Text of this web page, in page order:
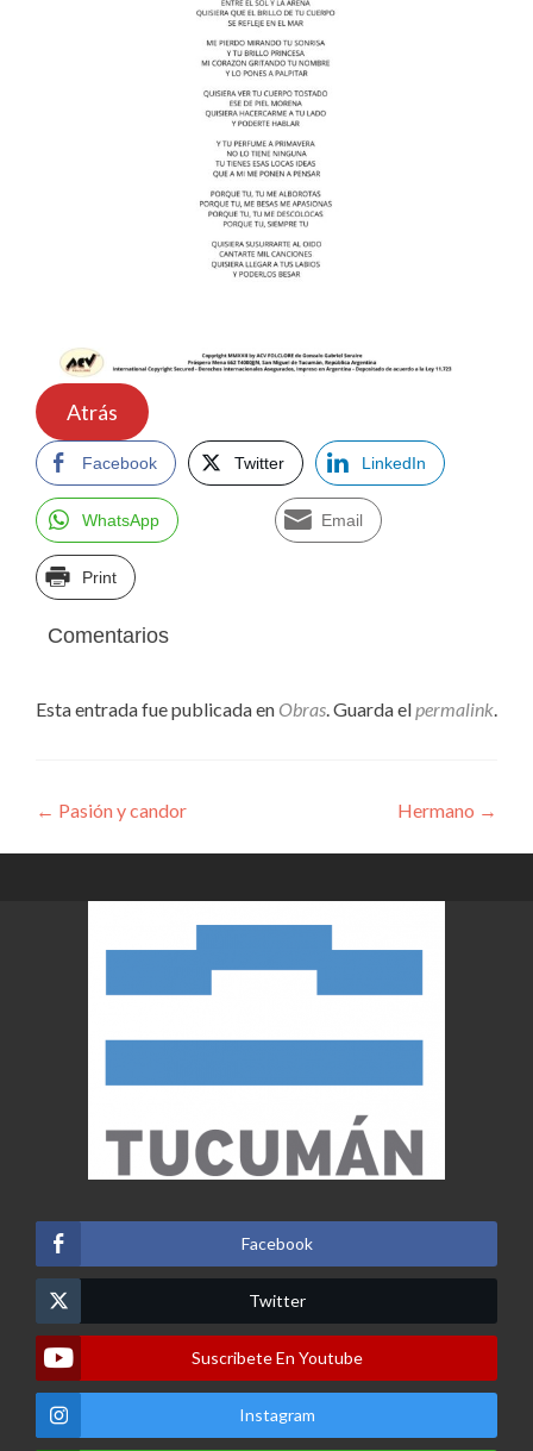
Atrás
Facebook Twitter LinkedIn
WhatsApp Email
Print
Comentarios
Esta entrada fue publicada en Obras. Guarda elpermalink.
Navegación
de
entradas
← Pasión y candor Hermano →
Facebook
Twitter
Suscribete En Youtube
Instagram